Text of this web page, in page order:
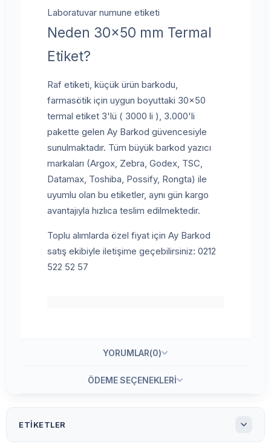
Laboratuvar numune etiketi
Neden 30x50 mm Termal
Etiket?
Raf etiketi, küçük ürün barkodu,
farmasötik için uygun boyuttaki 30x50
termal etiket 3'lü ( 3000 li ), 3.000'li
pakette gelen Ay Barkod güvencesiyle
sunulmaktadır. Tüm büyük barkod yazıcı
markaları (Argox, Zebra, Godex, TSC,
Datamax, Toshiba, Possify, Rongta) ile
uyumlu olan bu etiketler, aynı gün kargo
avantajıyla hızlıca teslim edilmektedir.
Toplu alımlarda özel fiyat için Ay Barkod
satış ekibiyle iletişime geçebilirsiniz: 0212
522 52 57
YORUMLAR(0)
ÖDEME SEÇENEKLERI
ETIKETLER